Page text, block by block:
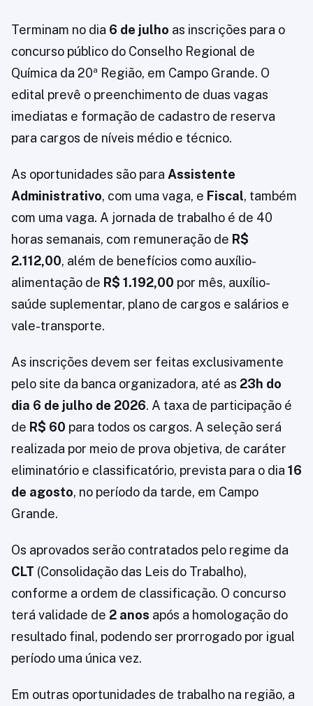
Terminam no dia 6 de julho as inscrições para o
concurso público do Conselho Regional de
Química da 20ª Região, em Campo Grande. O
edital prevê o preenchimento de duas vagas
imediatas e formação de cadastro de reserva
para cargos de níveis médio e técnico.
As oportunidades são para Assistente
Administrativo, com uma vaga, e Fiscal, também
com uma vaga. A jornada de trabalho é de 40
horas semanais, com remuneração de R$
2.112,00, além de benefícios como auxílio-
alimentação de R$ 1.192,00 por mês, auxílio-
saúde suplementar, plano de cargos e salários e
vale-transporte.
As inscrições devem ser feitas exclusivamente
pelo site da banca organizadora, até as 23h do
dia 6 de julho de 2026. A taxa de participação é
de R$ 60 para todos os cargos. A seleção será
realizada por meio de prova objetiva, de caráter
eliminatório e classificatório, prevista para o dia 16
de agosto, no período da tarde, em Campo
Grande.
Os aprovados serão contratados pelo regime da
CLT (Consolidação das Leis do Trabalho),
conforme a ordem de classificação. O concurso
terá validade de 2 anos após a homologação do
resultado final, podendo ser prorrogado por igual
período uma única vez.
Em outras oportunidades de trabalho na região, a